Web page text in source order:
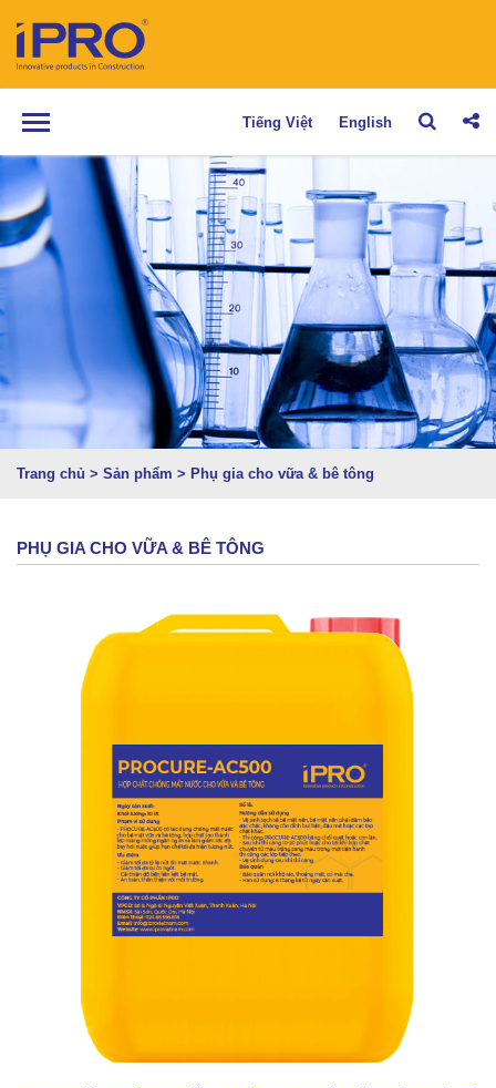
Tiếng Việt English
Trang chủ > Sản phẩm > Phụ gia cho vữa & bê tông
PHỤ GIA CHO VỮA & BÊ TÔNG